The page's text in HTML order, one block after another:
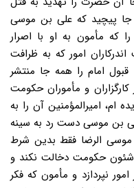
جا پیچید که علی بن موسی
که مأمون به او با اصرار
امور که به ظرافت
قبول امام را همه جا منتشر
و مأموران حکومت
ام، امیرالمؤمنین آن را به
بن موسی دست رد به سینه
بن موسی الرضا فقط بدین شرط
حکومت دخالت نکند و
نپردازد و مأمون که فکر